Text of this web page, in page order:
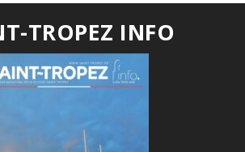
TROPEZ INFO